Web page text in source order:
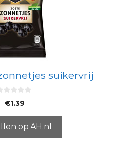
suikervrij
€1.39
op AH.nl